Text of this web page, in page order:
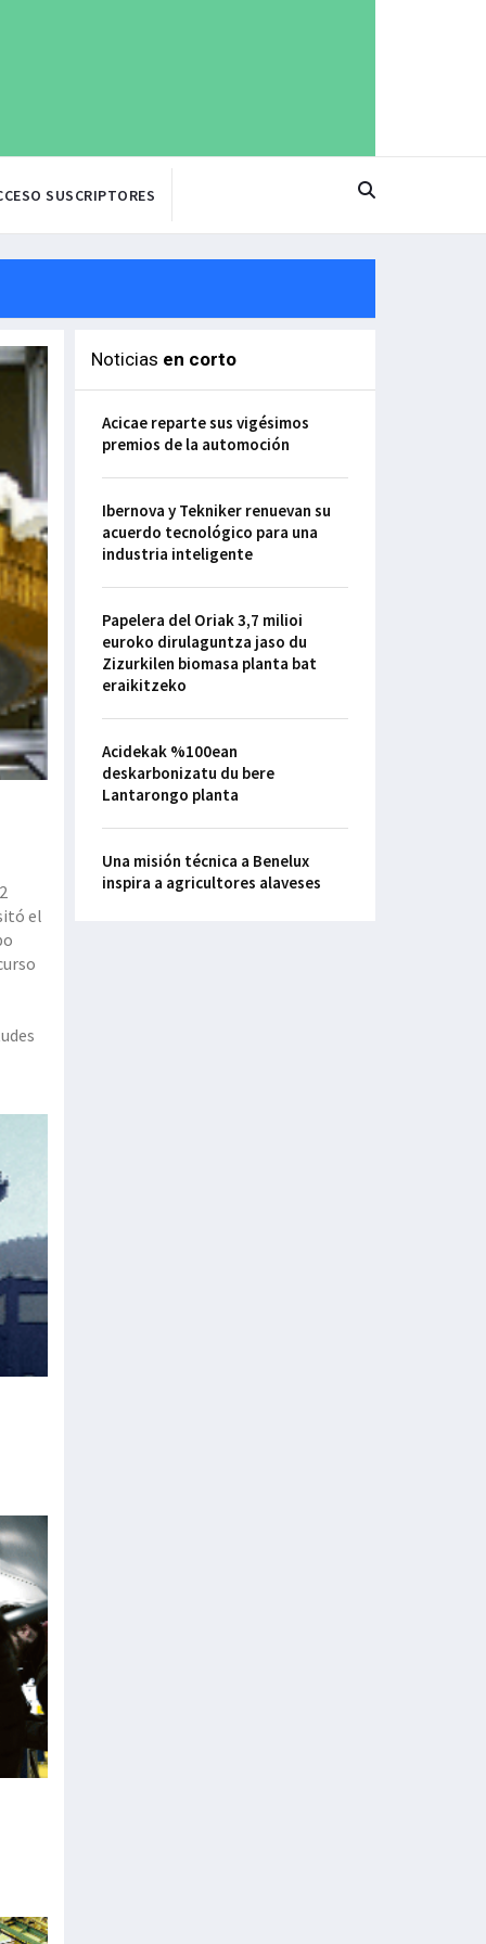
SUSCRIPTORES
el
Noticias en corto
Acicae reparte sus vigésimos
premios de la automoción
Ibernova y Tekniker renuevan su
acuerdo tecnológico para una
industria inteligente
Papelera del Oriak 3,7 milioi
euroko dirulaguntza jaso du
Zizurkilen biomasa planta bat
eraikitzeko
Acidekak %100ean
deskarbonizatu du bere
Lantarongo planta
Una misión técnica a Benelux
inspira a agricultores alaveses